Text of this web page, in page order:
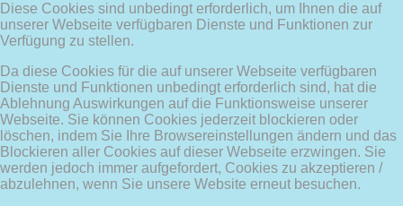
Diese Cookies sind unbedingt erforderlich, um Ihnen die auf
unserer Webseite verfügbaren Dienste und Funktionen zur
Verfügung zu stellen.
Da diese Cookies für die auf unserer Webseite verfügbaren
Dienste und Funktionen unbedingt erforderlich sind, hat die
Ablehnung Auswirkungen auf die Funktionsweise unserer
Webseite. Sie können Cookies jederzeit blockieren oder
löschen, indem Sie Ihre Browsereinstellungen ändern und das
Blockieren aller Cookies auf dieser Webseite erzwingen. Sie
werden jedoch immer aufgefordert, Cookies zu akzeptieren /
abzulehnen, wenn Sie unsere Website erneut besuchen.